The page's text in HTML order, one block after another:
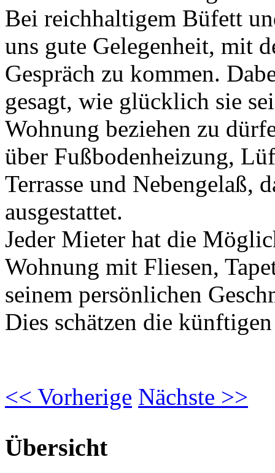
Bei reichhaltigem Büfett
uns gute Gelegenheit, mit
Gespräch zu kommen.
gesagt, wie glücklich sie
Wohnung beziehen zu
über Fußbodenheizung,
Terrasse und Nebengelaß,
ausgestattet.
Jeder Mieter hat die
Wohnung mit Fliesen,
seinem persönlichen
Dies schätzen die
<< Vorherige Nächste >>
Übersicht